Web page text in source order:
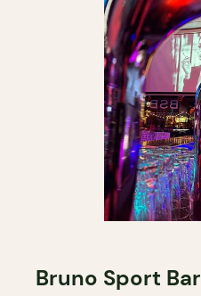
Bruno Sport Bar